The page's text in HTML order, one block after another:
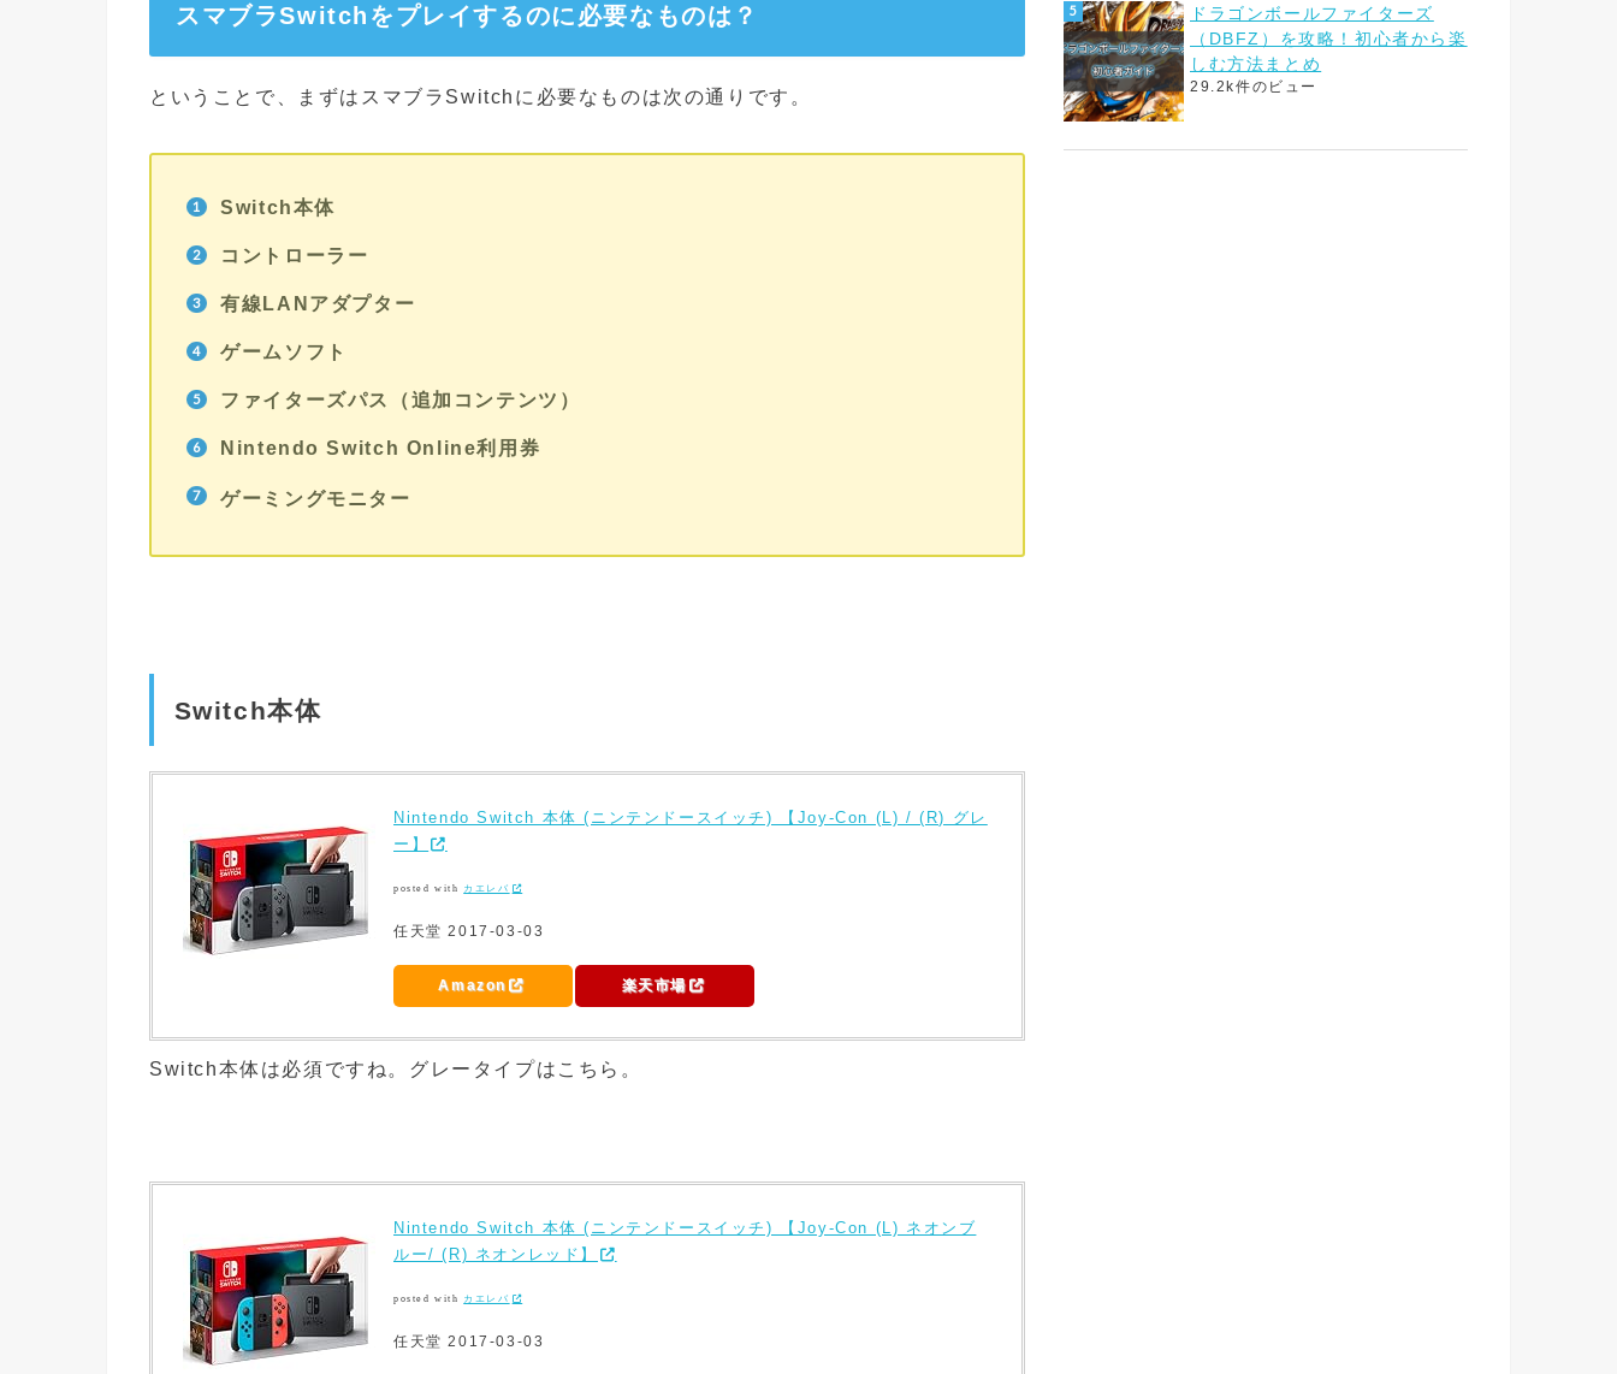
スマブラSwitchをプレイするのに必要なものは？
ということで、まずはスマブラSwitchに必要なものは次の通りです。
Switch本体
コントローラー
有線LANアダプター
ゲームソフト
ファイターズパス（追加コンテンツ）
Nintendo Switch Online利用券
ゲーミングモニター
Switch本体
Nintendo Switch 本体 (ニンテンドースイッチ) 【Joy-Con (L) / (R) グレ
ー】
posted with カエレバ
任天堂 2017-03-03
Amazon 楽天市場
Switch本体は必須ですね。グレータイプはこちら。
Nintendo Switch 本体 (ニンテンドースイッチ) 【Joy-Con (L) ネオンブ
ルー/ (R) ネオンレッド】
posted with カエレバ
任天堂 2017-03-03
ドラゴンボールファイターズ
（DBFZ）を攻略！初心者から楽
しむ方法まとめ
29.2k件のビュー